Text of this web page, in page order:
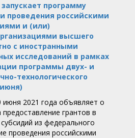
программу
проведения российскими
и (или)
высшего
с иностранными
исследований в рамках
программы двух- и
технологического
2021 года объявляет о
грантов в
из федерального
проведения российскими